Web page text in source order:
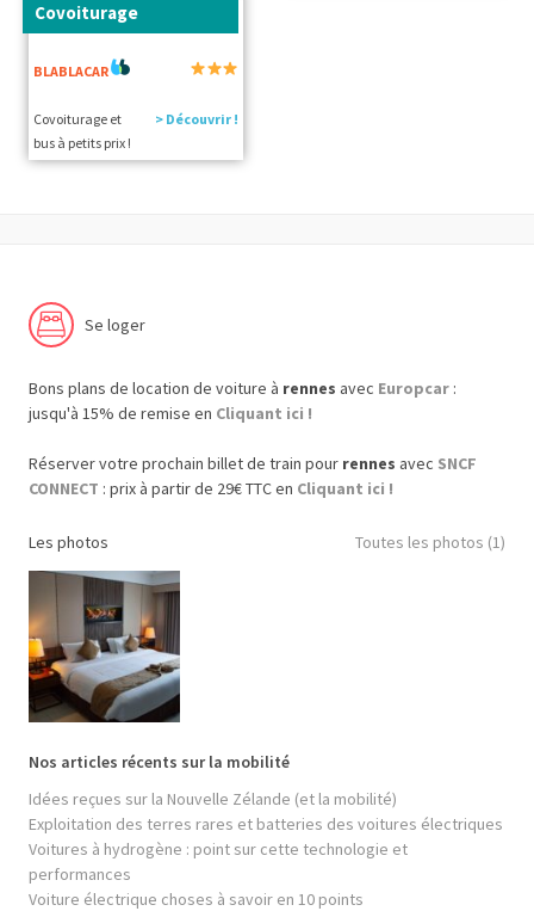
Covoiturage
BLABLACAR
Covoiturage et
bus à petits prix !
> Découvrir !
Se loger
Bons plans de location de voiture à rennes avec Europcar :
jusqu'à 15% de remise en Cliquant ici !
Réserver votre prochain billet de train pour rennes avec SNCF
CONNECT : prix à partir de 29€ TTC en Cliquant ici !
Les photos Toutes les photos (1)
Nos articles récents sur la mobilité
Idées reçues sur la Nouvelle Zélande (et la mobilité)
Exploitation des terres rares et batteries des voitures électriques
Voitures à hydrogène : point sur cette technologie et
performances
Voiture électrique choses à savoir en 10 points